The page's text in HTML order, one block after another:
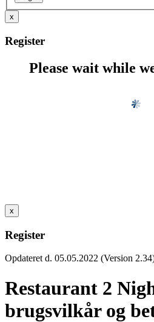
x
Register
Please wait while
x
Register
Opdateret d. 05.05.2022 (Version
Restaurant 2
brugsvilkår og